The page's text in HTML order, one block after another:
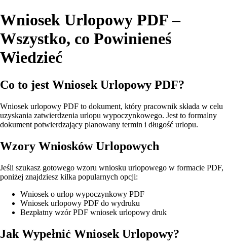
Wniosek Urlopowy PDF –
Wszystko, co Powinieneś
Wiedzieć
Co to jest Wniosek Urlopowy PDF?
Wniosek urlopowy PDF to dokument, który pracownik składa w celu
uzyskania zatwierdzenia urlopu wypoczynkowego. Jest to formalny
dokument potwierdzający planowany termin i długość urlopu.
Wzory Wniosków Urlopowych
Jeśli szukasz gotowego wzoru wniosku urlopowego w formacie PDF,
poniżej znajdziesz kilka popularnych opcji:
Wniosek o urlop wypoczynkowy PDF
Wniosek urlopowy PDF do wydruku
Bezpłatny wzór PDF wniosek urlopowy druk
Jak Wypełnić Wniosek Urlopowy?